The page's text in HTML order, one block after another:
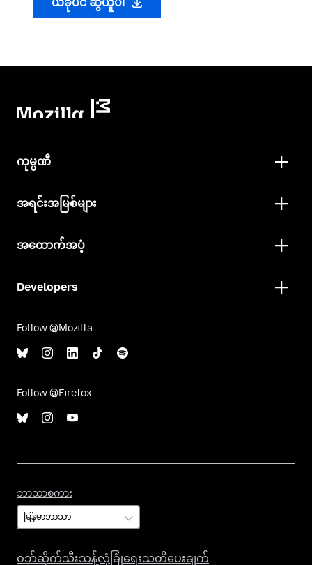
ကုမ္ပဏီ
အရင်းအမြစ်များ
အထောက်အပံ့
Developers
Follow @Mozilla
Follow @Firefox
ဘာသာစကား
ဝဘ်ဆိုက်သီးသန့်လုံခြုံရေးသတိပေးချက်